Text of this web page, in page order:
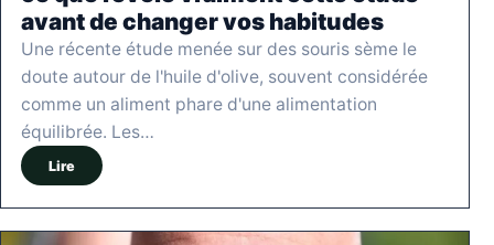
avant de changer vos habitudes
Une récente étude menée sur des souris sème le
doute autour de l'huile d'olive, souvent considérée
comme un aliment phare d'une alimentation
équilibrée. Les…
Lire